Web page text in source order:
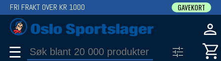
FRI FRAKT OVER KR 1000 GAVEKORT
☰